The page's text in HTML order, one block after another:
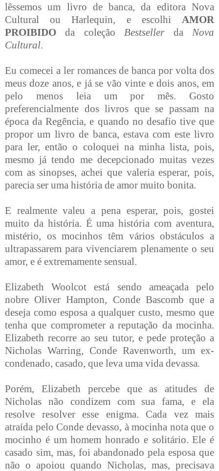
lêssemos um livro de banca, da editora Nova
Cultural ou Harlequin, e escolhi AMOR
PROIBIDO da coleção Bestseller da Nova
Cultural.
Eu comecei a ler romances de banca por volta dos
meus doze anos, e já se vão vinte e dois anos, em
pelo menos leia um por mês. Gosto
preferencialmente dos livros que se passam na
época da Regência, e quando no desafio tive que
propor um livro de banca, estava com este livro
para ler, então o coloquei na minha lista, pois,
mesmo já tendo me decepcionado muitas vezes
com as sinopses, achei que valeria esperar, pois,
parecia ser uma história de amor muito bonita.
E realmente valeu a pena esperar, pois, gostei
muito da história. É uma história com aventura,
mistério, os mocinhos têm vários obstáculos a
ultrapassarem para vivenciarem plenamente o seu
amor, e é extremamente sensual.
Elizabeth Woolcot está sendo ameaçada pelo
nobre Oliver Hampton, Conde Bascomb que a
deseja como esposa a qualquer custo, mesmo que
tenha que comprometer a reputação da mocinha.
Elizabeth recorre ao seu tutor, e pede proteção a
Nicholas Warring, Conde Ravenworth, um ex-
condenado, casado, que leva uma vida devassa.
Porém, Elizabeth percebe que as atitudes de
Nicholas não condizem com sua fama, e ela
resolve resolver esse enigma. Cada vez mais
atraída pelo Conde devasso, à mocinha nota que o
mocinho é um homem honrado e solitário. Ele é
casado sim, mas, foi abandonado pela esposa que
não o apoiou quando Nicholas, mas, precisava